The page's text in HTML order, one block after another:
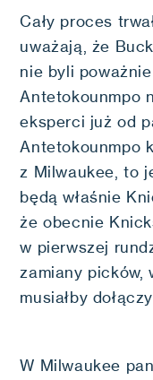
Cały proces
uważają, że
nie byli
Antetokounmpo
eksperci już od
Antetokounmpo
z Milwaukee, to
będą właśnie
że obecnie
w pierwszej
zamiany picków,
musiałby
W Milwaukee